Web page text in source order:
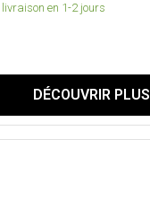
livraison en 1-2 jours
DÉCOUVRIR PLUS